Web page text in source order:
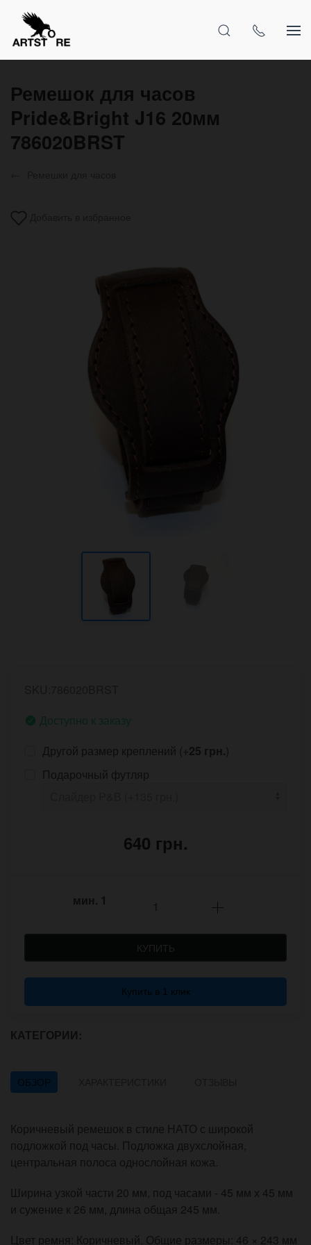
Ремешок для часов
Pride&Bright J16 20мм
786020BRST
Доступно к заказу
Другой размер креплений (+25 грн.)
Подарочный футляр
640 грн.
мин. 1
КУПИТЬ
Купить в 1 клик
КАТЕГОРИИ:
ОБЗОР
Коричневый ремешок в стиле НАТО с широкой
подложкой под часы. Подложка двухслойная,
центральная полоса однослойная кожа.
Ширина узкой части 20 мм, под часами - 45 мм х 45 мм
и сужение к 26 мм, длина общая 245 мм.
Цвет ремня: Коричневый. Общие размеры: 46 × 243 мм